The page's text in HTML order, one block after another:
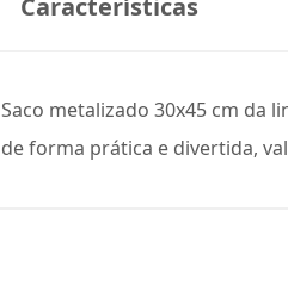
Características
Saco metalizado 30x45 cm da
de forma prática e divertida,